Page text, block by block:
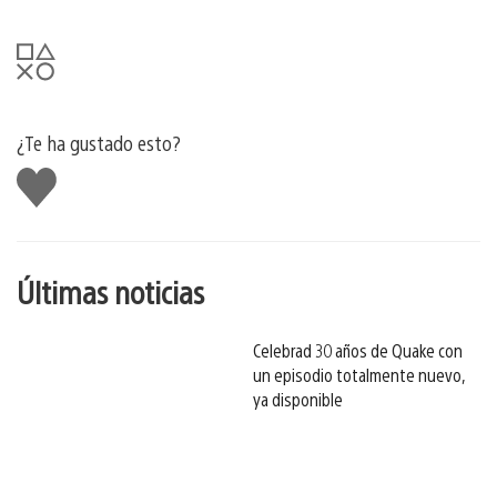
¿Te ha gustado esto?
Me
gusta
esto
Últimas noticias
Celebrad 30 años de Quake con
un episodio totalmente nuevo,
ya disponible